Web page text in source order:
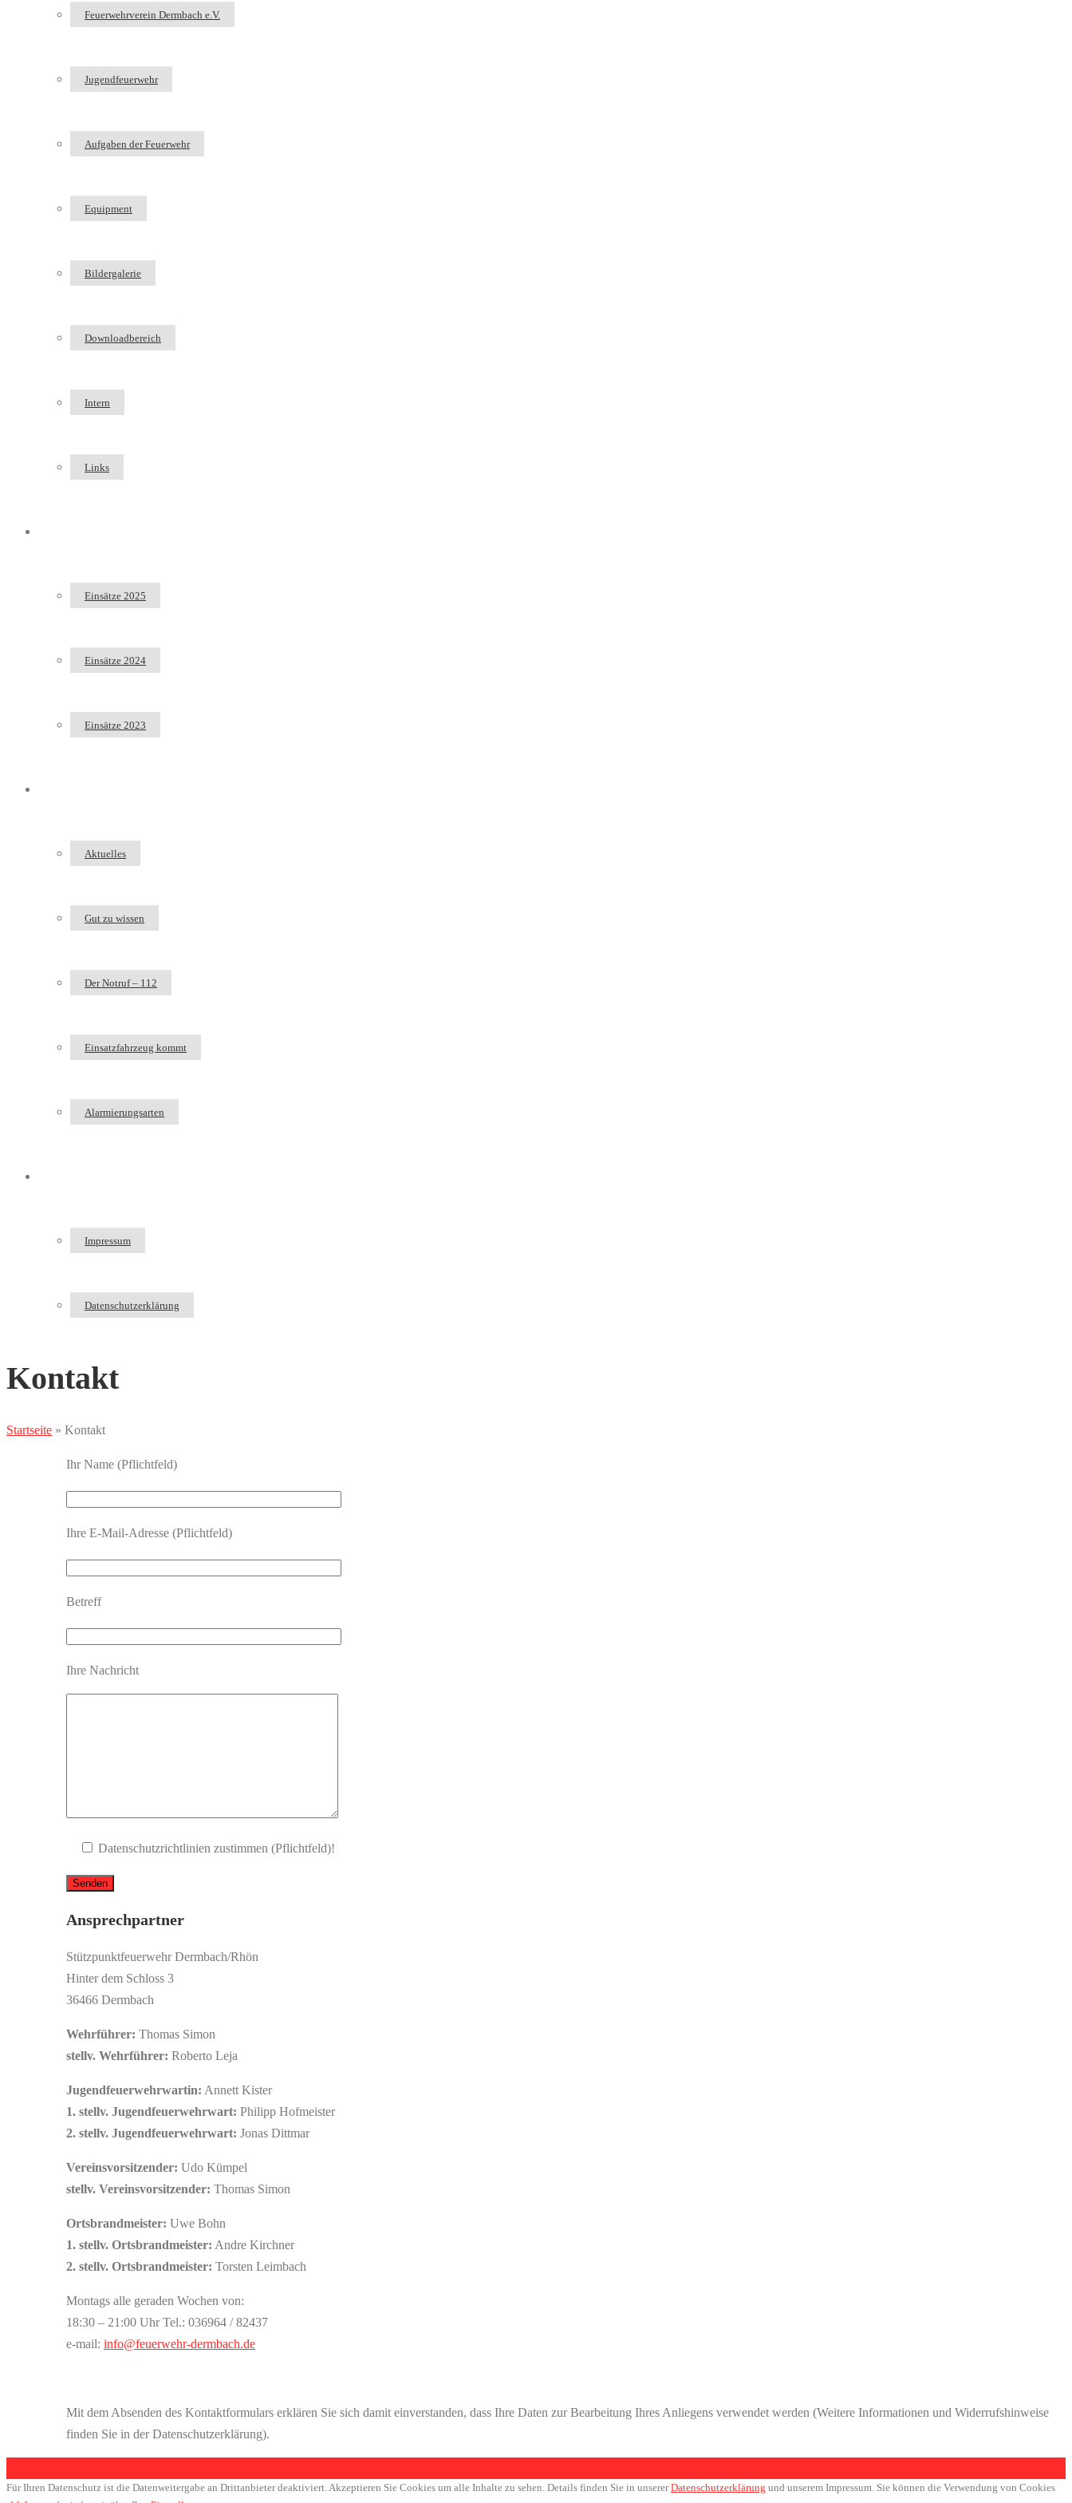
Feuerwehrverein Dermbach e.V.
Jugendfeuerwehr
Aufgaben der Feuerwehr
Equipment
Bildergalerie
Downloadbereich
Intern
Links
Einsätze 2025
Einsätze 2024
Einsätze 2023
Aktuelles
Gut zu wissen
Der Notruf – 112
Einsatzfahrzeug kommt
Alarmierungsarten
Impressum
Datenschutzerklärung
Kontakt
Startseite » Kontakt
Ihr Name (Pflichtfeld)
Ihre E-Mail-Adresse (Pflichtfeld)
Betreff
Ihre Nachricht
Datenschutzrichtlinien zustimmen (Pflichtfeld)!
Ansprechpartner
Stützpunktfeuerwehr Dermbach/Rhön
Hinter dem Schloss 3
36466 Dermbach
Wehrführer: Thomas Simon
stellv. Wehrführer: Roberto Leja
Jugendfeuerwehrwartin: Annett Kister
1. stellv. Jugendfeuerwehrwart: Philipp Hofmeister
2. stellv. Jugendfeuerwehrwart: Jonas Dittmar
Vereinsvorsitzender: Udo Kümpel
stellv. Vereinsvorsitzender: Thomas Simon
Ortsbrandmeister: Uwe Bohn
1. stellv. Ortsbrandmeister: Andre Kirchner
2. stellv. Ortsbrandmeister: Torsten Leimbach
Montags alle geraden Wochen von:
18:30 – 21:00 Uhr Tel.: 036964 / 82437
e-mail: info@feuerwehr-dermbach.de
Mit dem Absenden des Kontaktformulars erklären Sie sich damit einverstanden, dass Ihre Daten zur Bearbeitung Ihres Anliegens verwendet werden (Weitere Informationen und Widerrufshinweise
finden Sie in der Datenschutzerklärung).
Für Ihren Datenschutz ist die Datenweitergabe an Drittanbieter deaktiviert. Akzeptieren Sie Cookies um alle Inhalte zu sehen. Details finden Sie in unsererDatenschutzerklärung und unserem Impressum. Sie können die Verwendung von Cookies